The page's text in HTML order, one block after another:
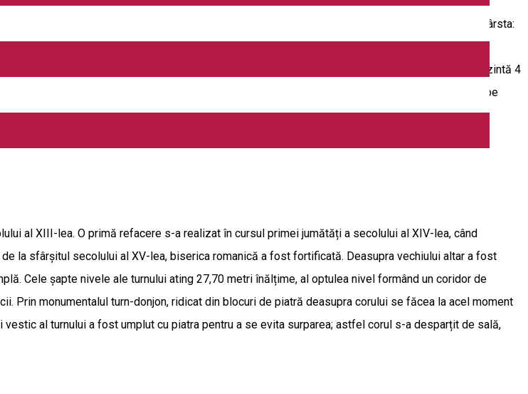
59.047" lat N. Specia arborelui este Quercus robur şi are următoarele caracteristici botanice: • vârsta:
arborelui este de 21.3 m şi are o coroană aproape întreagă, frumos rotunjită; • până la
existenţei sale; • nu prezintă urme ale existenţei insectelor dăunătoare. • în partea de jos prezintă 4
de vitele satului. Informaţii despre ture ghidate de biologi sau experți în arii protejate găsiți pe
al XIII-lea. O primă refacere s-a realizat în cursul primei jumătăți a secolului al XIV-lea, când
la sfârșitul secolului al XV-lea, biserica romanică a fost fortificată. Deasupra vechiului altar a fost
Cele șapte nivele ale turnului ating 27,70 metri înălțime, al optulea nivel formând un coridor de
Prin monumentalul turn-donjon, ridicat din blocuri de piatră deasupra corului se făcea la acel moment
al turnului a fost umplut cu piatra pentru a se evita surparea; astfel corul s-a desparțit de sală,